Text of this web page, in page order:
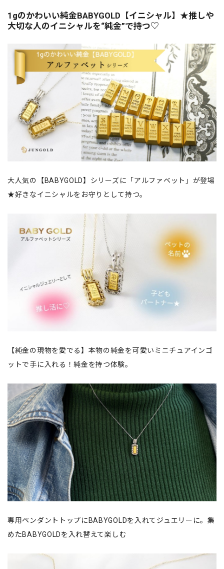
1gのかわいい純金BABYGOLD【イニシャル】★推しや
大切な人のイニシャルを“純金”で持つ♡
大人気の【BABYGOLD】シリーズに「アルファベット」が登場
★好きなイニシャルをお守りとして持つ。
【純金の現物を愛でる】本物の純金を可愛いミニチュアインゴ
ットで手に入れる！純金を持つ体験。
専用ペンダントトップにBABYGOLDを入れてジュエリーに。集
めたBABYGOLDを入れ替えて楽しむ